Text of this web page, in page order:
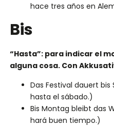
hace tres años en
Bis
“Hasta”: para indicar el
alguna cosa. Con
Das Festival dauert
hasta el sábado.)
Bis Montag bleibt das
hará buen tiempo.)